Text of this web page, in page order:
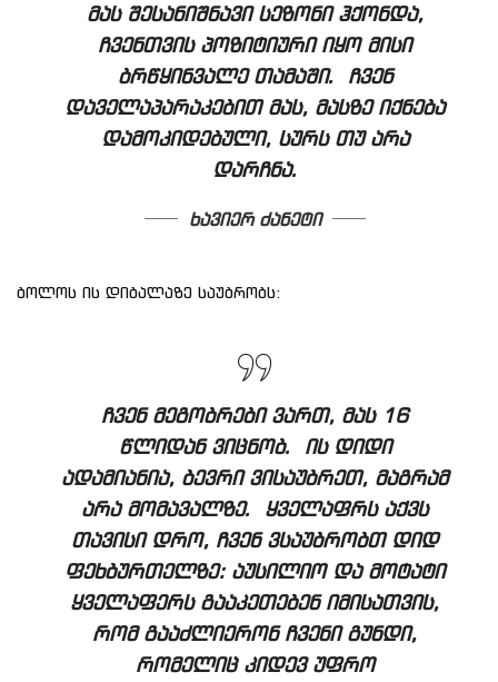
მას შესანიშნავი სეზონი ჰქონდა,
ჩვენთვის პოზიტიური იყო მისი
ბრწყინვალე თამაში. ჩვენ
დაველაპარაკებით მას, მასზე იქნება
დამოკიდებული, სურს თუ არა
დარჩნა.
ხავიერ ძანეტი
ბოლოს ის დიბალაზე საუბრობს:
ჩვენ მეგობრები ვართ, მას 16
წლიდან ვიცნობ. ის დიდი
ადამიანია, ბევრი ვისაუბრეთ, მაგრამ
არა მომავალზე. ყველაფრს აქვს
თავისი დრო, ჩვენ ვსაუბრობთ დიდ
ფეხბურთელზე: აუსილიო და მოტატი
ყველაფერს გააკეთებენ იმისათვის,
რომ გააძლიერონ ჩვენი გუნდი,
რომელიც კიდევ უფრო